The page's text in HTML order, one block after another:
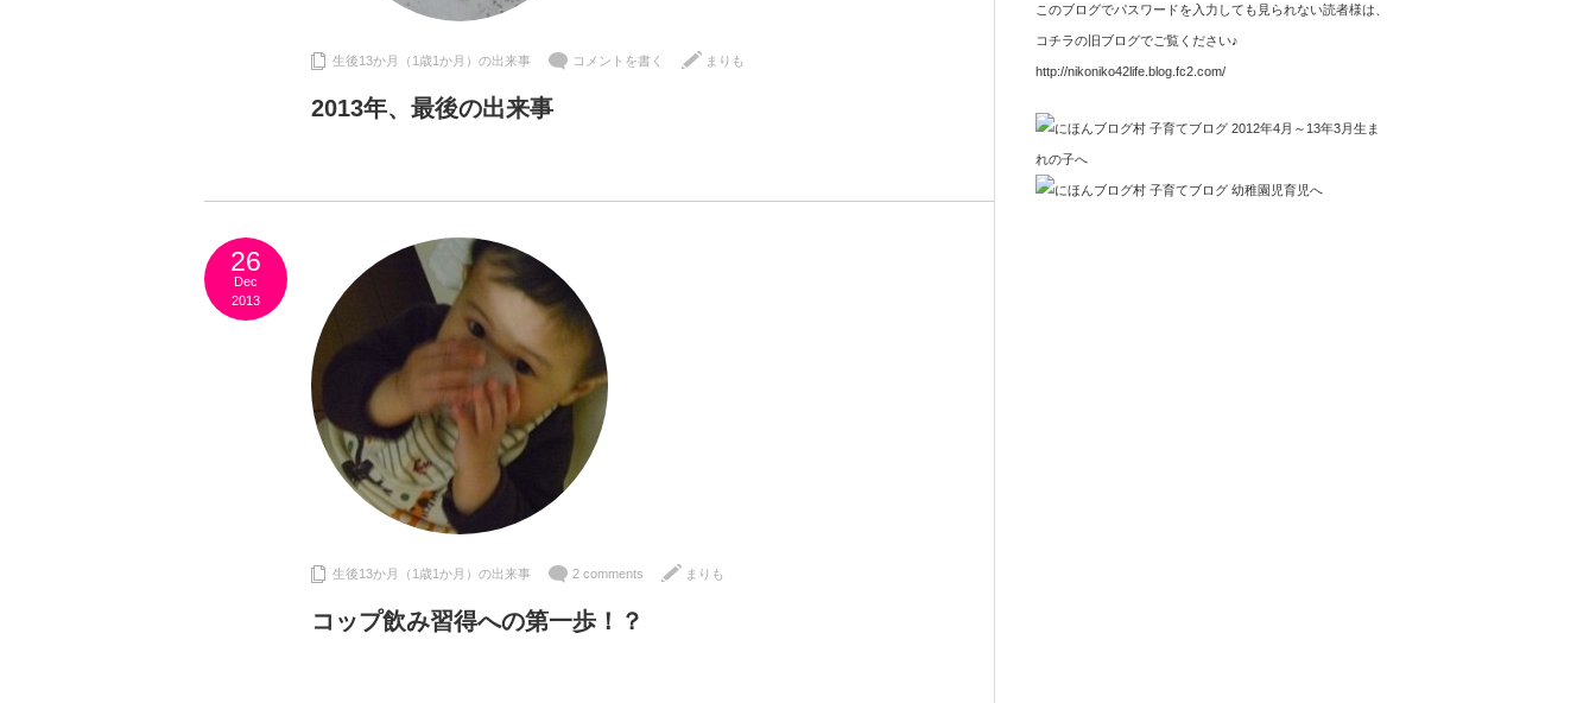
生後13か月（1歳1か月）の出来事 コメントを書く まりも
2013年、最後の出来事
26
Dec
2013
生後13か月（1歳1か月）の出来事 2 comments まりも
コップ飲み習得への第一歩！？
このブログでパスワードを入力しても見られない読者様は、
コチラの旧ブログでご覧ください♪
http://nikoniko42life.blog.fc2.com/